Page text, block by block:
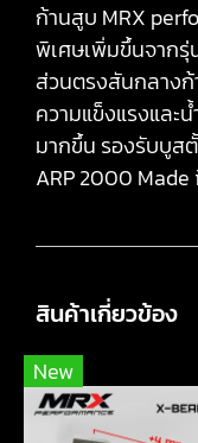
ก้านสูบ MRX
พิเศษเพิ่มขึ้นจาก
ส่วนตรงสันกลาง
ความแข็งแรงและ
มากขึ้น รองรับบู
ARP 2000 Made
สินค้าเกี่ยวข้อง
New